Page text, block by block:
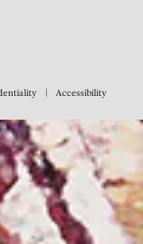
Accessibility